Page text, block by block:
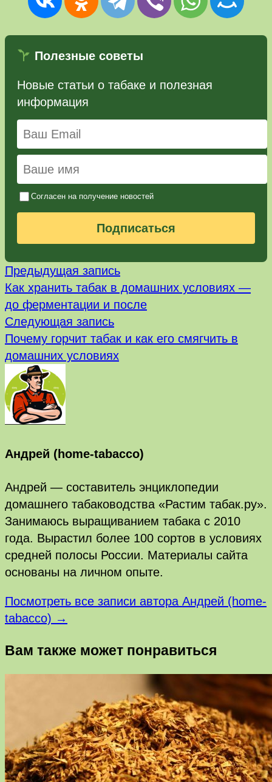
Полезные советы
Новые статьи о табаке и полезная
информация
Согласен на получение новостей
Подписаться
Навигация
по
записям
Предыдущая записьПредыдущая
запись:
Как хранить табак в домашних условиях —
до ферментации и после
Следующая записьСледующая
запись:
Почему горчит табак и как его смягчить в
домашних условиях
Андрей (home-tabacco)
Андрей — составитель энциклопедии
домашнего табаководства «Растим табак.ру».
Занимаюсь выращиванием табака с 2010
года. Вырастил более 100 сортов в условиях
средней полосы России. Материалы сайта
основаны на личном опыте.
Посмотреть все записи автора Андрей (home-
tabacco) →
Вам также может понравиться